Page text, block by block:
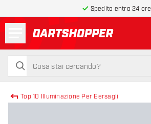
Spedito entro 24 ore
torna alla home page
cerca
cerca
Top 10 Illuminazione Per Bersagli